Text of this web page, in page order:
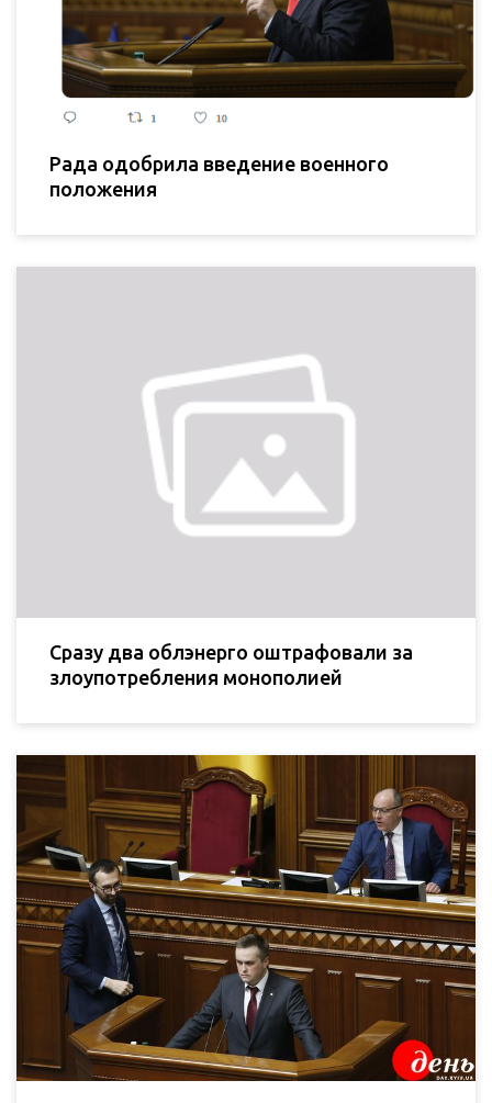
Рада одобрила введение военного
положения
Сразу два облэнерго оштрафовали за
злоупотребления монополией